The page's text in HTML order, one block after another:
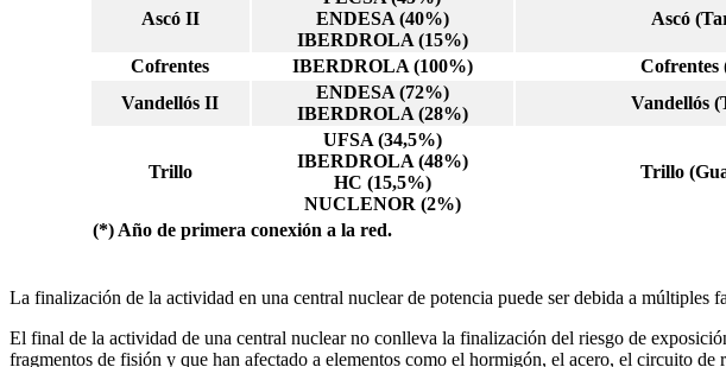
Ascó II
ENDESA (40%)
IBERDROLA (15%)
Ascó
Cofrentes IBERDROLA (100%) Cofrentes
Vandellós II
ENDESA (72%)
IBERDROLA (28%)
Vandellós
Trillo
UFSA (34,5%)
IBERDROLA (48%)
HC (15,5%)
NUCLENOR (2%)
Trillo
(*) Año de primera conexión a la red.
La finalización de la actividad en una central nuclear de potencia puede ser debida a
El final de la actividad de una central nuclear no conlleva la finalización del riesgo de
fragmentos de fisión y que han afectado a elementos como el hormigón, el acero, el circuito